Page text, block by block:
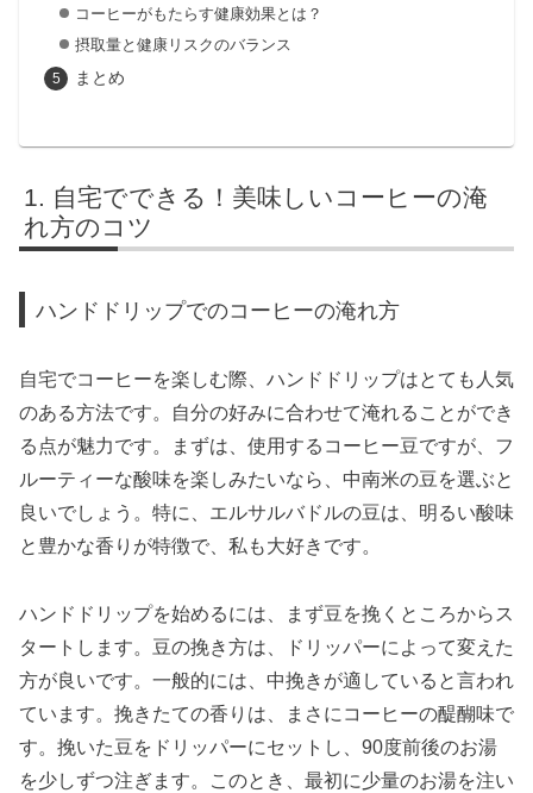
コーヒーがもたらす健康効果とは？
摂取量と健康リスクのバランス
まとめ
自宅でできる！美味しいコーヒーの淹
れ方のコツ
ハンドドリップでのコーヒーの淹れ方
自宅でコーヒーを楽しむ際、ハンドドリップはとても人気
のある方法です。自分の好みに合わせて淹れることができ
る点が魅力です。まずは、使用するコーヒー豆ですが、フ
ルーティーな酸味を楽しみたいなら、中南米の豆を選ぶと
良いでしょう。特に、エルサルバドルの豆は、明るい酸味
と豊かな香りが特徴で、私も大好きです。
ハンドドリップを始めるには、まず豆を挽くところからス
タートします。豆の挽き方は、ドリッパーによって変えた
方が良いです。一般的には、中挽きが適していると言われ
ています。挽きたての香りは、まさにコーヒーの醍醐味で
す。挽いた豆をドリッパーにセットし、90度前後のお湯
を少しずつ注ぎます。このとき、最初に少量のお湯を注い